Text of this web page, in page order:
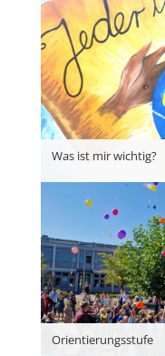
Was ist mir wichtig?
Orientierungsstufe